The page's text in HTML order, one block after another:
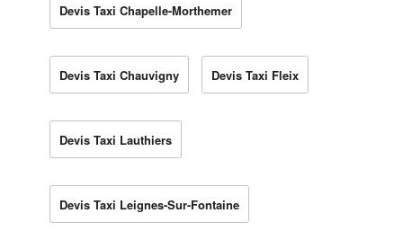
Devis Taxi Chapelle-Morthemer
Devis Taxi Chauvigny Devis Taxi Fleix
Devis Taxi Lauthiers
Devis Taxi Leignes-Sur-Fontaine